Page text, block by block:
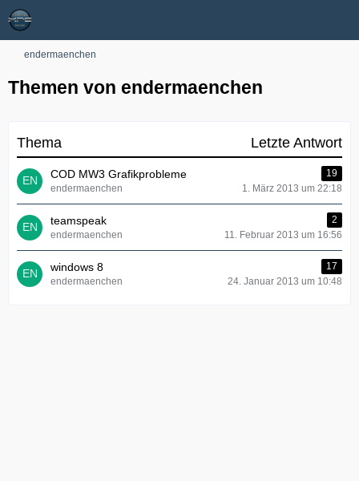
endermaenchen
Themen von endermaenchen
Thema Letzte Antwort
COD MW3 Grafikprobleme
19
endermaenchen
1. März 2013 um 22:18
teamspeak
2
endermaenchen
11. Februar 2013 um 16:56
windows 8
17
endermaenchen
24. Januar 2013 um 10:48